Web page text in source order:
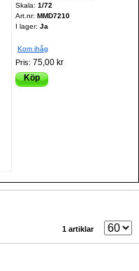
Skala:1/72
Art.nr:MMD7210
I lager: Ja
Kom ihåg
Pris:75,00 kr
Köp
1 artiklar